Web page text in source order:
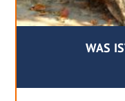
WAS